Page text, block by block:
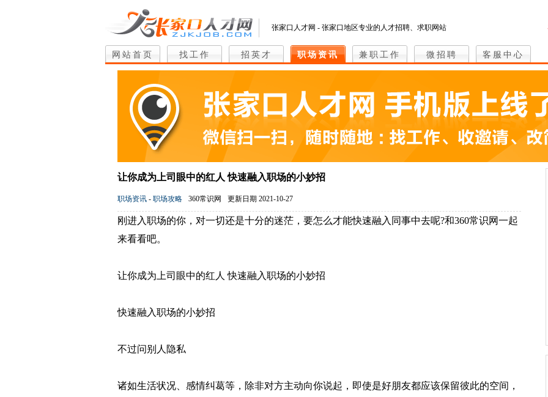
张家口人才网 - 张家口地区专业的人才招聘、求职网站
网站首页 找工作 招英才 职场资讯 兼职工作 微招聘 客服中心
让你成为上司眼中的红人 快速融入职场的小妙招
职场资讯 - 职场攻略 360常识网 更新日期 2021-10-27
刚进入职场的你，对一切还是十分的迷茫，要怎么才能快速融入同事中去呢?和360常识网一起
来看看吧。
让你成为上司眼中的红人 快速融入职场的小妙招
快速融入职场的小妙招
不过问别人隐私
诸如生活状况、感情纠葛等，除非对方主动向你说起，即使是好朋友都应该保留彼此的空间，